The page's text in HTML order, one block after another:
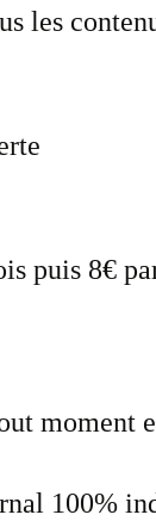
les
puis 8€
moment
100%